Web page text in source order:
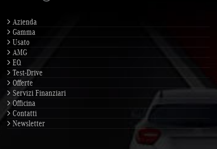
Azienda
Gamma
Usato
AMG
EQ
Test-Drive
Offerte
Servizi Finanziari
Officina
Contatti
Newsletter